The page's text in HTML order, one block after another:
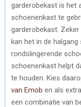
garderobekast is het
schoenenkast te
garderobekast.
kan het in de
rondslingerende
schoenenkast helpt
te houden. Kies
van Emob en als
een combinatie van